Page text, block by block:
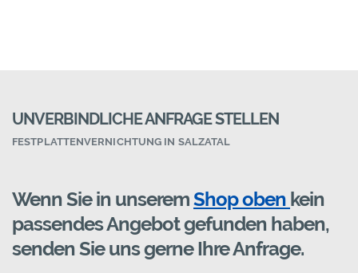
UNVERBINDLICHE ANFRAGE STELLEN
FESTPLATTENVERNICHTUNG IN SALZATAL
Wenn Sie in unseremShop oben kein
passendes Angebot gefunden haben,
senden Sie uns gerne Ihre Anfrage.